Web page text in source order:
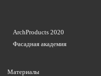
Материалы
ArchProducts 2020
Фасадная академия